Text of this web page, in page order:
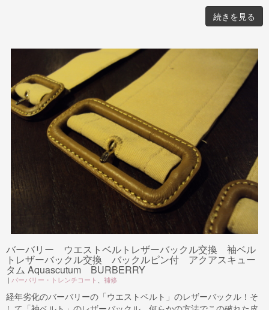
続きを見る
バーバリー ウエストベルトレザーバックル交換 袖ベル
トレザーバックル交換 バックルピン付 アクアスキュー
タム Aquascutum BURBERRY
| バーバリー・トレンチコート 、 補修
経年劣化のバーバリーの「ウエストベルト」のレザーバックル！そ